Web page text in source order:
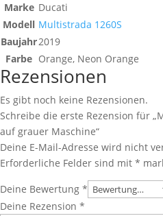
Marke Ducati
Modell Multistrada 1260S
Baujahr2019
Farbe Orange, Neon Orange
Rezensionen
Es gibt noch keine Rezensionen.
Schreibe die erste Rezension für
auf grauer Maschine“
Deine E-Mail-Adresse wird nicht
Erforderliche Felder sind mit *
Deine Bewertung *
Deine Rezension *